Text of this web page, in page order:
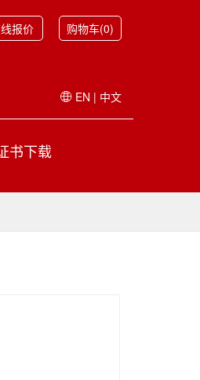
报价 购物车(0)
EN | 中文
书下载